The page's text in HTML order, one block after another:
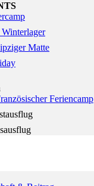
Matte
Feriencamp